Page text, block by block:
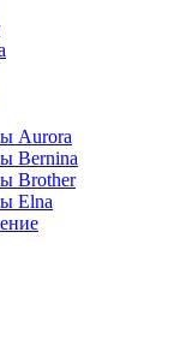
Aurora
Bernina
Brother
Elna